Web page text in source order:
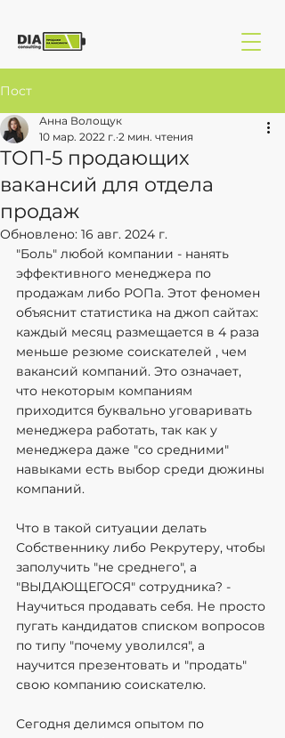
Пост
ТОП-5 продающих
вакансий для отдела
продаж
Анна Волощук
10 мар. 2022 г. 2 мин. чтения
Обновлено: 16 авг. 2024 г.
"Боль" любой компании - нанять
эффективного менеджера по
продажам либо РОПа. Этот феномен
объяснит статистика на джоп сайтах:
каждый месяц размещается в 4 раза
меньше резюме соискателей , чем
вакансий компаний. Это означает,
что некоторым компаниям
приходится буквально уговаривать
менеджера работать, так как у
менеджера даже "со средними"
навыками есть выбор среди дюжины
компаний.
Что в такой ситуации делать
Собственнику либо Рекрутеру, чтобы
заполучить "не среднего", а
"ВЫДАЮЩЕГОСЯ" сотрудника? -
Научиться продавать себя. Не просто
пугать кандидатов списком вопросов
по типу "почему уволился", а
научится презентовать и "продать"
свою компанию соискателю.
Сегодня делимся опытом по